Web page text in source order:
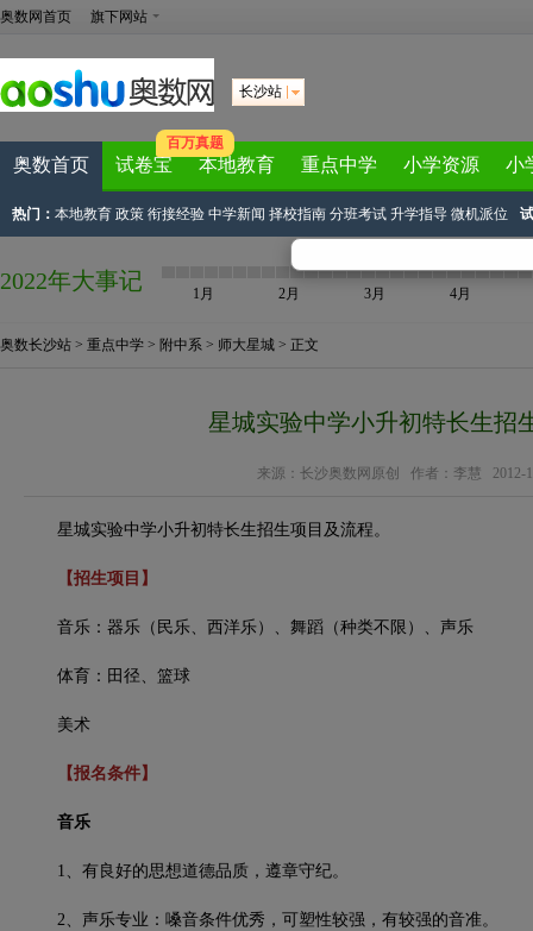
奥数网首页 旗下网站
长沙站
奥数首页 试卷宝
百万真题
本地教育 重点中学 小学资源 小
热门： 本地教育 政策 衔接经验 中学新闻 择校指南 分班考试 升学指导 微机派位
2022年大事记 1月 2月 3月 4月
奥数长沙站 > 重点中学 > 附中系 > 师大星城 > 正文
星城实验中学小升初特长生招
来源： 长沙奥数网原创 作者：李慧 2012-
星城实验中学小升初特长生招生项目及流程。
【招生项目】
音乐：器乐（民乐、西洋乐）、舞蹈（种类不限）、声乐
体育：田径、篮球
美术
【报名条件】
音乐
1、有良好的思想道德品质，遵章守纪。
2、声乐专业：嗓音条件优秀，可塑性较强，有较强的音准。